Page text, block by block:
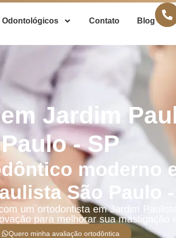
Odontológicos Contato Blog
Jardim
Paulo - SP
moderno
São Paulo
um ortodontista em Jardim
para melhorar sua mastigação
Quero minha avaliação ortodôntica